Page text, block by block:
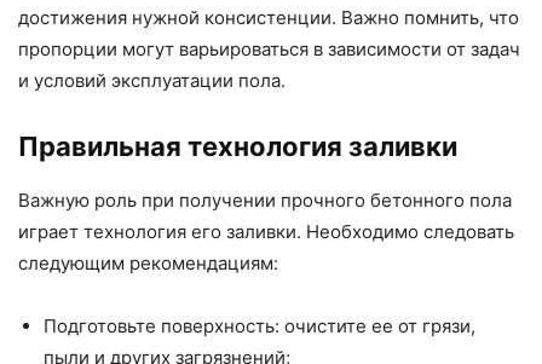
достижения нужной консистенции. Важно помнить, что
пропорции могут варьироваться в зависимости от задач
и условий эксплуатации пола.
Правильная технология заливки
Важную роль при получении прочного бетонного пола
играет технология его заливки. Необходимо следовать
следующим рекомендациям:
Подготовьте поверхность: очистите ее от грязи,
пыли и других загрязнений;